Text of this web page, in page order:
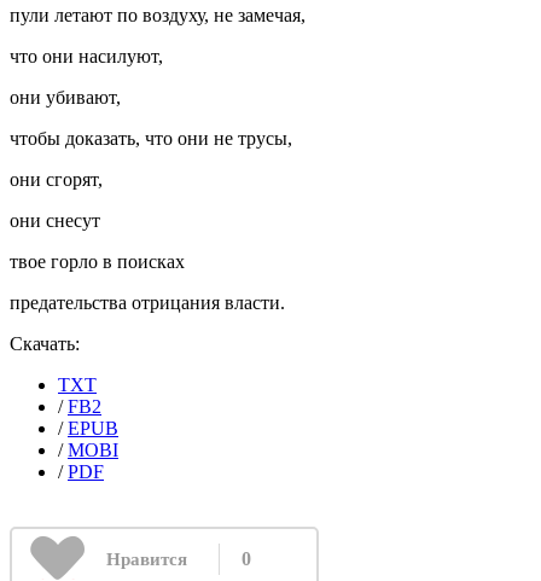
пули летают по воздуху, не замечая,
что они насилуют,
они убивают,
чтобы доказать, что они не трусы,
они сгорят,
они снесут
твое горло в поисках
предательства отрицания власти.
Скачать:
TXT
/FB2
/EPUB
/MOBI
/PDF
Нравится 0